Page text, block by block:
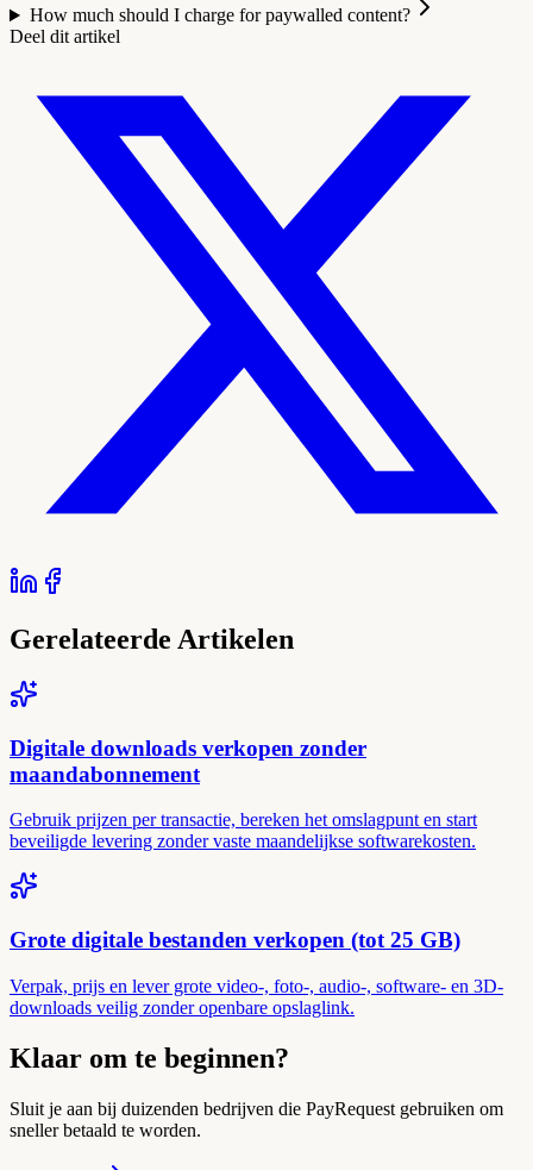
How much should I charge for paywalled content?
Deel dit artikel
Gerelateerde Artikelen
Digitale downloads verkopen zonder
maandabonnement
Gebruik prijzen per transactie, bereken het omslagpunt en start
beveiligde levering zonder vaste maandelijkse softwarekosten.
Grote digitale bestanden verkopen (tot 25 GB)
Verpak, prijs en lever grote video-, foto-, audio-, software- en 3D-
downloads veilig zonder openbare opslaglink.
Klaar om te beginnen?
Sluit je aan bij duizenden bedrijven die PayRequest gebruiken om
sneller betaald te worden.